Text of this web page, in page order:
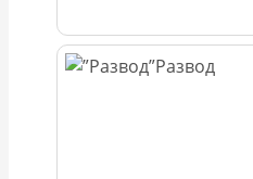
Развод